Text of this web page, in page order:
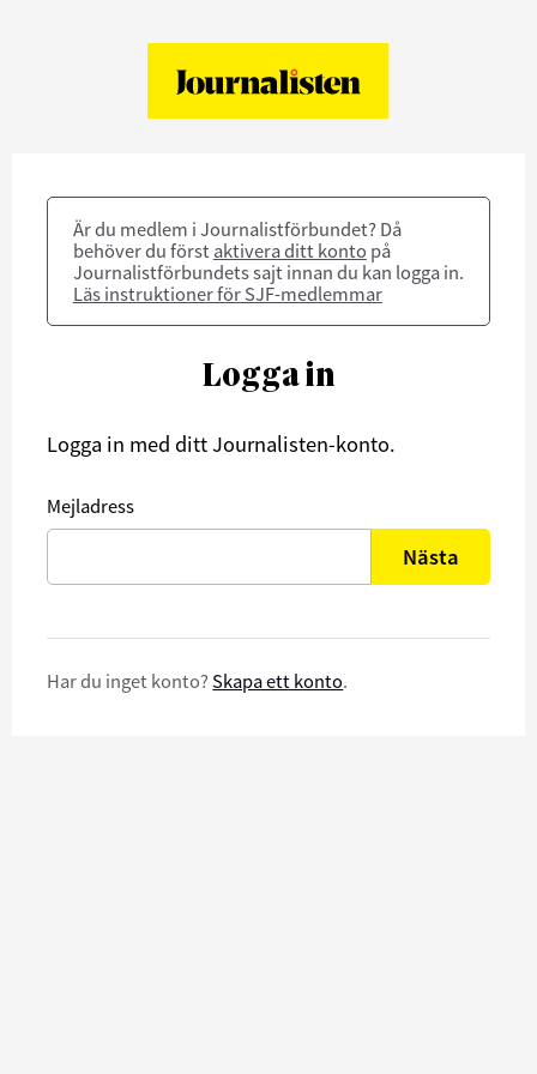
Är du medlem i Journalistförbundet? Då
behöver du först aktivera ditt konto på
Journalistförbundets sajt innan du kan logga in.
Läs instruktioner för SJF-medlemmar
Logga in
Logga in med ditt Journalisten-konto.
Mejladress
Nästa
Har du inget konto? Skapa ett konto.